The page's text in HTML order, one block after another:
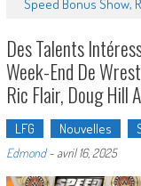
Speed Bonus Show,
Des Talents
Week-End De
Ric Flair, Doug Hill
LFG Nouvelles
Edmond- avril 16, 2025